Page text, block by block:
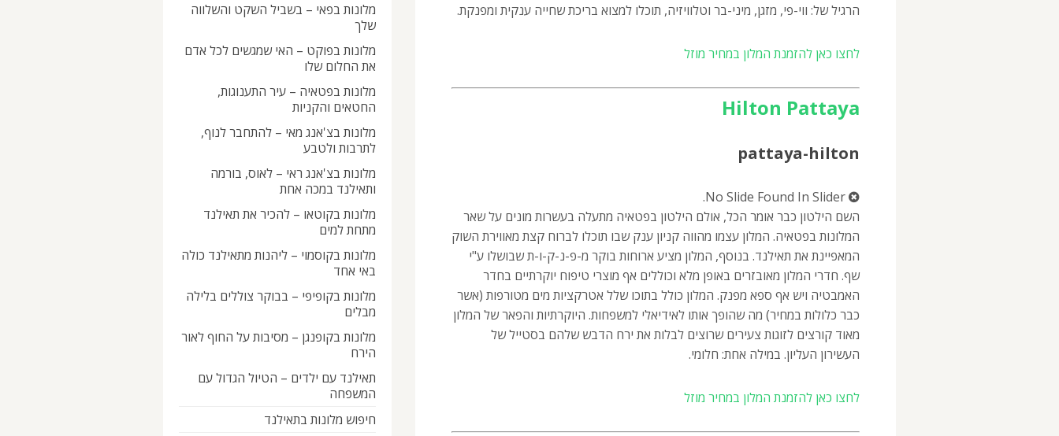
הרגיל של: ווי-פי, מזגן, מיני-בר וטלוויזיה, תוכלו למצוא בריכת שחייה ענקית ומפנקת.
לחצו כאן להזמנת המלון במחיר מוזל
Hilton Pattaya
pattaya-hilton
No Slide Found In Slider.
השם הילטון כבר אומר הכל, אולם הילטון בפטאיה מתעלה בעשרות מונים על שאר
המלונות בפטאיה. המלון עצמו מהווה קניון ענק שבו תוכלו לברוח קצת מאווירת השוק
המאפיינת את תאילנד. בנוסף, המלון מציע ארוחות בוקר מ-פ-נ-ק-ו-ת שבושלו ע"י
שף. חדרי המלון מאובזרים באופן מלא וכוללים אף מוצרי טיפוח יוקרתיים בחדר
האמבטיה ויש אף ספא מפנק. המלון כולל בתוכו שלל אטרקציות מים מטורפות (אשר
כבר כלולות במחיר) מה שהופך אותו לאידיאלי למשפחות. היוקרתיות והפאר של המלון
מאוד קורצים לזוגות צעירים שרוצים לבלות את ירח הדבש שלהם בסטייל של
העשירון העליון. במילה אחת: חלומי.
לחצו כאן להזמנת המלון במחיר מוזל
מלונות בפאי – בשביל השקט והשלווה
שלך
מלונות בפוקט – האי שמגשים לכל אדם
את החלום שלו
מלונות בפטאיה – עיר התענוגות,
החטאים והקניות
מלונות בצ'אנג מאי – להתחבר לנוף,
לתרבות ולטבע
מלונות בצ'אנג ראי – לאוס, בורמה
ותאילנד במכה אחת
מלונות בקוטאו – להכיר את תאילנד
מתחת למים
מלונות בקוסמוי – ליהנות מתאילנד כולה
באי אחד
מלונות בקופיפי – בבוקר צוללים בלילה
מבלים
מלונות בקופנגן – מסיבות על החוף לאור
הירח
תאילנד עם ילדים – הטיול הגדול עם
המשפחה
חיפוש מלונות בתאילנד